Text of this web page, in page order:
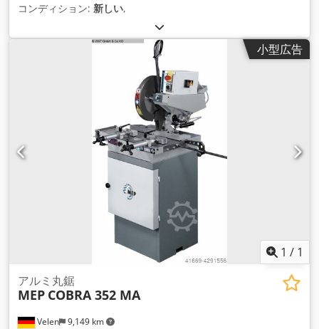
コンディション: 新しい,
小型広告
1 / 1
Velen 9,149 km
アルミ丸鋸
MEP COBRA 352 MA